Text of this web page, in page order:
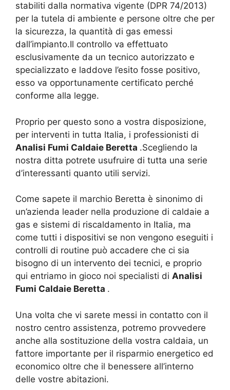
stabiliti dalla normativa vigente (DPR 74/2013)
per la tutela di ambiente e persone oltre che per
la sicurezza, la quantità di gas emessi
dall’impianto.Il controllo va effettuato
esclusivamente da un tecnico autorizzato e
specializzato e laddove l’esito fosse positivo,
esso va opportunamente certificato perché
conforme alla legge.
Proprio per questo sono a vostra disposizione,
per interventi in tutta Italia, i professionisti di
Analisi Fumi Caldaie Beretta .Scegliendo la
nostra ditta potrete usufruire di tutta una serie
d’interessanti quanto utili servizi.
Come sapete il marchio Beretta è sinonimo di
un’azienda leader nella produzione di caldaie a
gas e sistemi di riscaldamento in Italia, ma
come tutti i dispositivi se non vengono eseguiti i
controlli di routine può accadere che ci sia
bisogno di un intervento dei tecnici, e proprio
qui entriamo in gioco noi specialisti di Analisi
Fumi Caldaie Beretta .
Una volta che vi sarete messi in contatto con il
nostro centro assistenza, potremo provvedere
anche alla sostituzione della vostra caldaia, un
fattore importante per il risparmio energetico ed
economico oltre che il benessere all’interno
delle vostre abitazioni.